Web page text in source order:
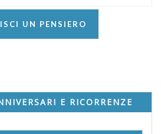
UN PENSIERO
E RICORRENZE